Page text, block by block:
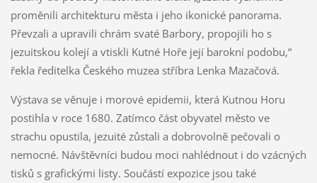
proměnili architekturu města i jeho ikonické panorama.
Převzali a upravili chrám svaté Barbory, propojili ho s
jezuitskou kolejí a vtiskli Kutné Hoře její barokní podobu,“
řekla ředitelka Českého muzea stříbra Lenka Mazačová.
Výstava se věnuje i morové epidemii, která Kutnou Horu
postihla v roce 1680. Zatímco část obyvatel město ve
strachu opustila, jezuité zůstali a dobrovolně pečovali o
nemocné. Návštěvníci budou moci nahlédnout i do vzácných
tisků s grafickými listy. Součástí expozice jsou také